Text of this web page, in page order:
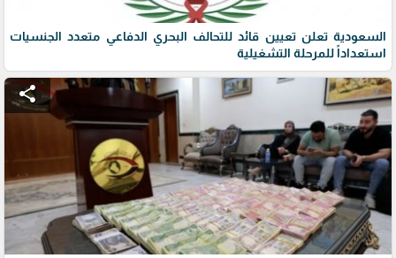
السعودية تعلن تعيين قائد للتحالف البحري الدفاعي متعدد الجنسيات
استعداداً للمرحلة التشغيلية
share